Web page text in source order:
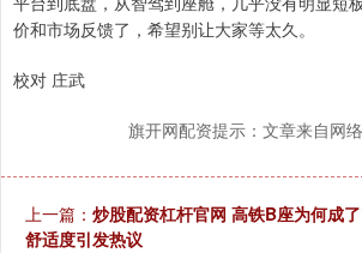
价和市场反馈了，希望别让大家等太久。
校对 庄武
旗开网配资提示：文章来自网
上一篇： 炒股配资杠杆官网 高铁B座为何成
舒适度引发热议